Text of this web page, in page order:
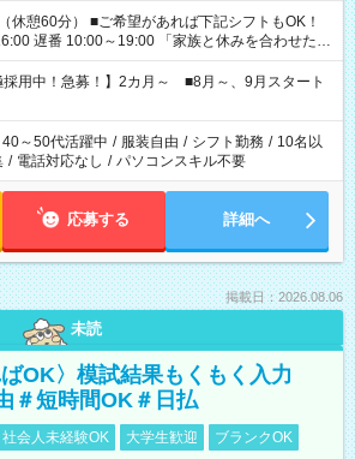
があれば下記シフトもOK！
10:00～19:00 「家族と休みを合わせた
持って夕飯の準備がしたい」 「できれば残業はし
ご希望を教えてくださいね。 ※Wワーク希望
のお仕事で希望する勤務時間と、もう1つのお仕事
合計で週40時間を超える場合は応募できません。
採用中！急募！】2カ月～ ■8月～、9月スタート
40～50代活躍中 / 服装自由 / シフト勤務 / 10名以
/ 電話対応なし / パソコンスキル不要
応募する 詳細へ
掲載日：2026.08.06
未読
ばOK〉模試結果もくもく入力
＃短時間OK＃日払
社会人未経験OK 大学生歓迎
ブランクOK